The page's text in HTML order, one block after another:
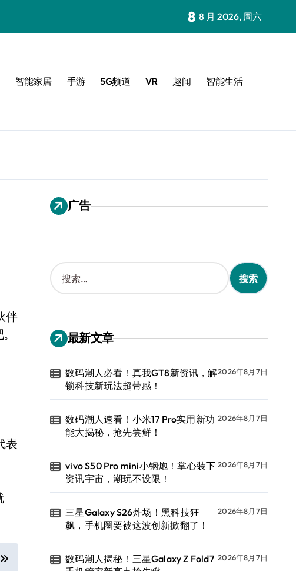
8 8 月 2026, 周六
智能家居 手游 5G频道 VR 趣闻 智能生活
表
广告
搜
索
：
最新文章
数码潮人必看！真我GT8新资讯，解
锁科技新玩法超带感！
2026年8月7日
数码潮人速看！小米17 Pro实用新功
能大揭秘，抢先尝鲜！
2026年8月7日
vivo S50 Pro mini小钢炮！掌心装下
资讯宇宙，潮玩不设限！
2026年8月7日
三星Galaxy S26炸场！黑科技狂
飙，手机圈要被这波创新掀翻了！
2026年8月7日
数码潮人揭秘！三星Galaxy Z Fold7 2026年8月7日